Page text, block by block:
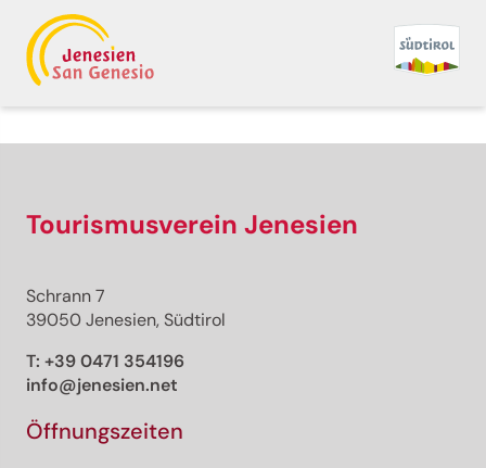
Tourismusverein Jenesien
Schrann 7
39050 Jenesien, Südtirol
T: +39 0471 354196
info@jenesien.net
Öffnungszeiten